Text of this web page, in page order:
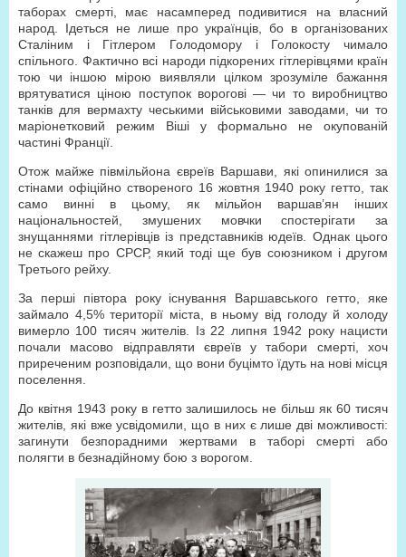
таборах смерті, має насамперед подивитися на власний
народ. Ідеться не лише про українців, бо в організованих
Сталіним і Гітлером Голодомору і Голокосту чимало
спільного. Фактично всі народи підкорених гітлерівцями країн
тою чи іншою мірою виявляли цілком зрозуміле бажання
врятуватися ціною поступок ворогові — чи то виробництво
танків для вермахту чеськими військовими заводами, чи то
маріонетковий режим Віші у формально не окупованій
частині Франції.
Отож майже півмільйона євреїв Варшави, які опинилися за
стінами офіційно створеного 16 жовтня 1940 року гетто, так
само винні в цьому, як мільйон варшав’ян інших
національностей, змушених мовчки спостерігати за
знущаннями гітлерівців із представників юдеїв. Однак цього
не скажеш про СРСР, який тоді ще був союзником і другом
Третього рейху.
За перші півтора року існування Варшавського гетто, яке
займало 4,5% території міста, в ньому від голоду й холоду
вимерло 100 тисяч жителів. Із 22 липня 1942 року нацисти
почали масово відправляти євреїв у табори смерті, хоч
приреченим розповідали, що вони буцімто їдуть на нові місця
поселення.
До квітня 1943 року в гетто залишилось не більш як 60 тисяч
жителів, які вже усвідомили, що в них є лише дві можливості:
загинути безпорадними жертвами в таборі смерті або
полягти в безнадійному бою з ворогом.